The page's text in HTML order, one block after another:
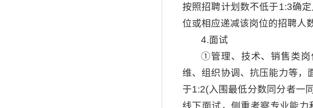
按照招聘计划数不低于1:3确
位或相应递减该岗位的招聘人
4.面试
①管理、技术、销售类岗
维、组织协调、抗压能力等，
于1:2(入围最低分数同分者一
线下面试，侧重考察专业能